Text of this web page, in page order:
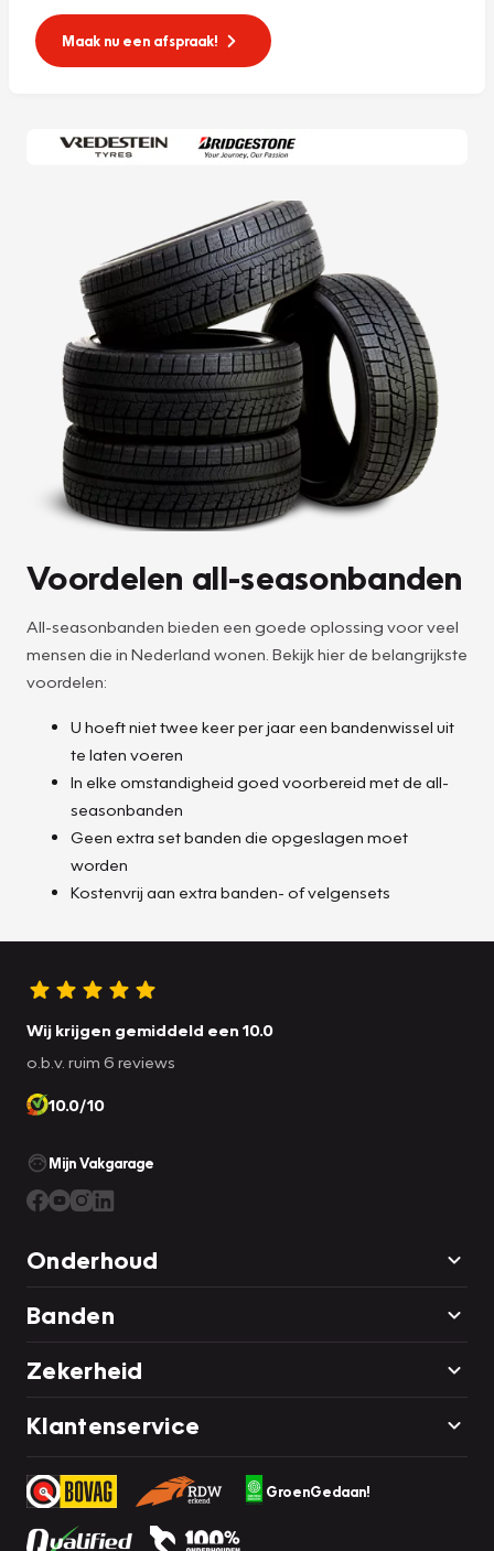
Maak nu een afspraak!
Voordelen all-seasonbanden
All-seasonbanden bieden een goede oplossing voor veel
mensen die in Nederland wonen. Bekijk hier de belangrijkste
voordelen:
U hoeft niet twee keer per jaar een bandenwissel uit
te laten voeren
In elke omstandigheid goed voorbereid met de all-
seasonbanden
Geen extra set banden die opgeslagen moet
worden
Kostenvrij aan extra banden- of velgensets
Wij krijgen gemiddeld een 10.0
o.b.v. ruim 6 reviews
10.0/10
Mijn Vakgarage
Onderhoud
Banden
Zekerheid
Klantenservice
GroenGedaan!